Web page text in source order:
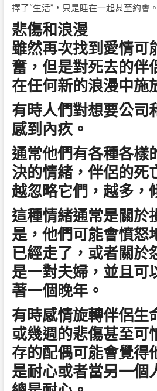
擇了“生活”，只是睡在一起甚至約會。
悲傷和浪漫
雖然再次找到愛情可
奮，但是對死去的伴
在任何新的浪漫中施
有時人們對想要公司
感到內疚。
通常他們有各種各樣
決的情緒，伴侶的死
越忽略它們，越多，
這種情緒通常是關於
是，他們可能會憤怒
已經走了，或者關於
是一對夫婦，並且可
著一個晚年。
有時感情旋轉伴侶生
或幾週的悲傷甚至可
存的配偶可能會覺得
是耐心或者當另一個